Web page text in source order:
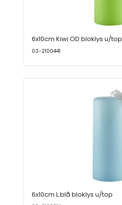
6x10cm Kiwi OD bloklys u/top
03-2100441
6x10cm L.blå bloklys u/top